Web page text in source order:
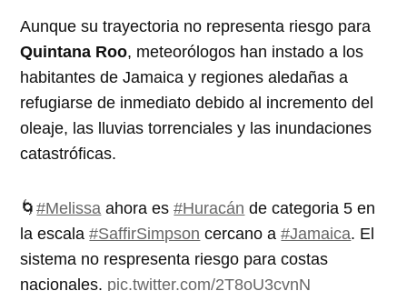
Aunque su trayectoria no representa riesgo para
Quintana Roo, meteorólogos han instado a los
habitantes de Jamaica y regiones aledañas a
refugiarse de inmediato debido al incremento del
oleaje, las lluvias torrenciales y las inundaciones
catastróficas.
🌀#Melissa ahora es#Huracán de categoria 5 en
la escala#SaffirSimpson cercano a#Jamaica. El
sistema no respresenta riesgo para costas
nacionales. pic.twitter.com/2T8oU3cvnN